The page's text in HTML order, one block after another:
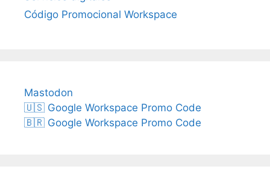
Código Promocional Workspace
Mastodon
🇺🇸 Google Workspace Promo Code
🇧🇷 Google Workspace Promo Code